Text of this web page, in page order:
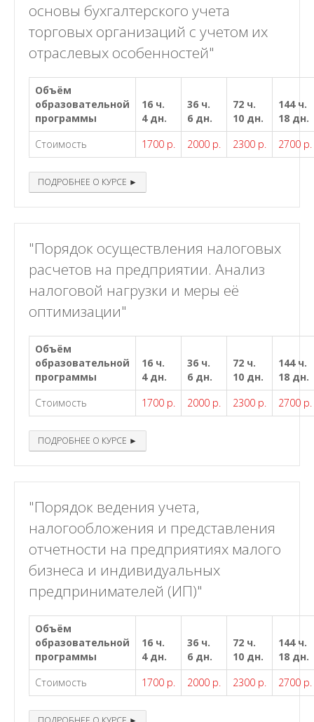
основы бухгалтерского учета
торговых организаций с учетом их
отраслевых особенностей"
Объём
образовательной
программы
16 ч.
4 дн.
36 ч.
6 дн.
72 ч.
10 дн.
144 ч.
18 дн.
Стоимость
1700 р. 2000 р. 2300 р. 2700 р.
ПОДРОБНЕЕ О КУРСЕ ►
"Порядок осуществления налоговых
расчетов на предприятии. Анализ
налоговой нагрузки и меры её
оптимизации"
Объём
образовательной
программы
16 ч.
4 дн.
36 ч.
6 дн.
72 ч.
10 дн.
144 ч.
18 дн.
Стоимость
1700 р. 2000 р. 2300 р. 2700 р.
ПОДРОБНЕЕ О КУРСЕ ►
"Порядок ведения учета,
налогообложения и представления
отчетности на предприятиях малого
бизнеса и индивидуальных
предпринимателей (ИП)"
Объём
образовательной
программы
16 ч.
4 дн.
36 ч.
6 дн.
72 ч.
10 дн.
144 ч.
18 дн.
Стоимость
1700 р. 2000 р. 2300 р. 2700 р.